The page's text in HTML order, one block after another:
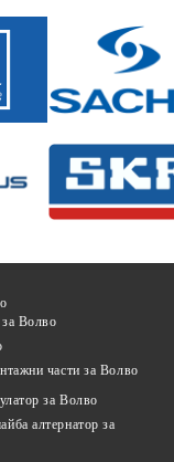
за Волво
части за Волво
за Волво
алтернатор за